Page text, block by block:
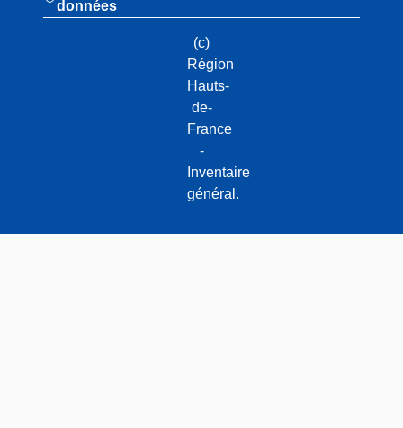
données
(c)
Région
Hauts-
de-
France
-
Inventaire
général.